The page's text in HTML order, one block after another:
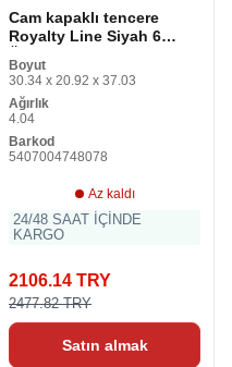
Cam kapaklı tencere
Royalty Line Siyah 6
Boyut
30.34 x 20.92 x 37.03
Ağırlık
4.04
Barkod
5407004748078
Az kaldı
24/48 SAAT İÇİNDE
KARGO
2106.14 TRY
2477.82 TRY
Satın almak